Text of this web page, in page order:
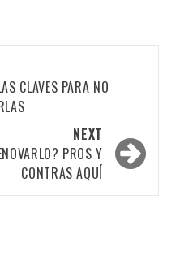
CLAVES PARA NO
NEXT
PROS Y
CONTRAS AQUÍ